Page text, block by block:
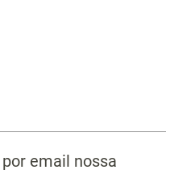
email nossa